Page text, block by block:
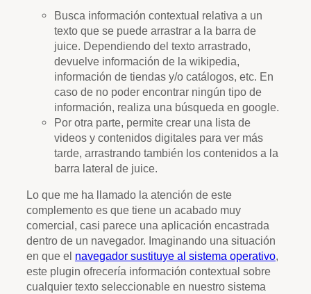
Busca información contextual relativa a un
texto que se puede arrastrar a la barra de
juice. Dependiendo del texto arrastrado,
devuelve información de la wikipedia,
información de tiendas y/o catálogos, etc. En
caso de no poder encontrar ningún tipo de
información, realiza una búsqueda en google.
Por otra parte, permite crear una lista de
videos y contenidos digitales para ver más
tarde, arrastrando también los contenidos a la
barra lateral de juice.
Lo que me ha llamado la atención de este
complemento es que tiene un acabado muy
comercial, casi parece una aplicación encastrada
dentro de un navegador. Imaginando una situación
en que el navegador sustituye al sistema operativo,
este plugin ofrecería información contextual sobre
cualquier texto seleccionable en nuestro sistema